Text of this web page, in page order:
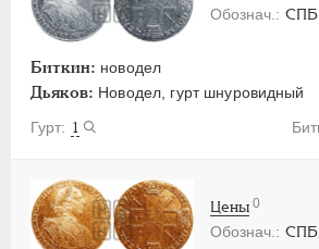
СПБ
Биткин: новодел
Дьяков: Новодел, гурт шнуровидный
1
СПБ
Цены 0